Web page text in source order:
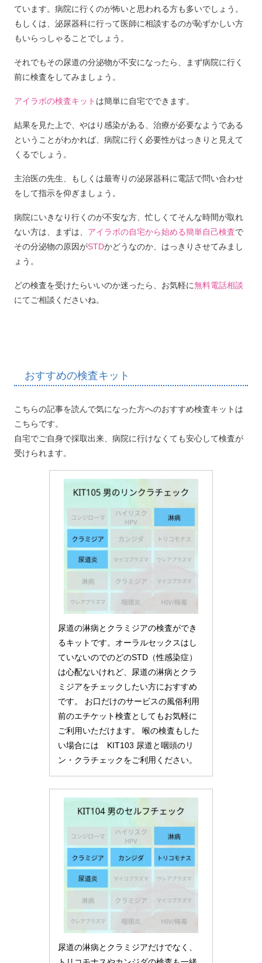
ています。病院に行くのが怖いと思われる方も多いでしょう。
もしくは、泌尿器科に行って医師に相談するのが恥ずかしい方
もいらっしゃることでしょう。
それでもその尿道の分泌物が不安になったら、まず病院に行く
前に検査をしてみましょう。
アイラボの検査キット は簡単に自宅でできます。
結果を見た上で、やはり感染がある、治療が必要なようである
ということがわかれば、病院に行く必要性がはっきりと見えて
くるでしょう。
主治医の先生、もしくは最寄りの泌尿器科に電話で問い合わせ
をして指示を仰ぎましょう。
病院にいきなり行くのが不安な方、忙しくてそんな時間が取れ
ない方は、まずは、 アイラボの自宅から始める簡単自己検査で
その分泌物の原因がSTDかどうなのか、はっきりさせてみまし
ょう。
どの検査を受けたらいいのか迷ったら、お気軽に無料電話相談
にてご相談くださいね。
おすすめの検査キット
こちらの記事を読んで気になった方へのおすすめ検査キットは
こちらです。
自宅でご自身で採取出来、病院に行けなくても安心して検査が
受けられます。
尿道の淋病とクラミジアの検査ができ
るキットです。オーラルセックスはし
ていないのでのどのSTD（性感染症）
は心配ないけれど、尿道の淋病とクラ
ミジアをチェックしたい方におすすめ
です。 お口だけのサービスの風俗利用
前のエチケット検査としてもお気軽に
ご利用いただけます。 喉の検査もした
い場合には KIT103 尿道と咽頭のリ
ン・クラチェックをご利用ください。
尿道の淋病とクラミジアだけでなく、